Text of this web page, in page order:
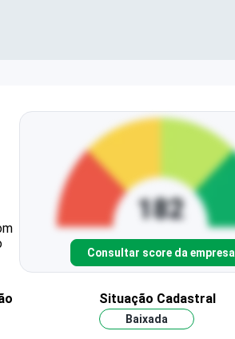
Consultar score da empresa
Situação Cadastral
Baixada